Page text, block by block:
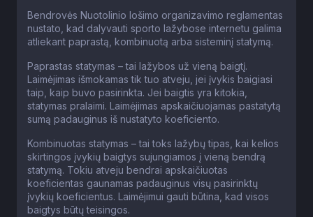
Bendrovės Nuotolinio lošimo organizavimo reglamentas
nustato, kad dalyvauti sporto lažybose internetu galima
atliekant paprastą, kombinuotą arba sisteminį statymą.
Paprastas statymas – tai lažybos už vieną baigtį.
Laimėjimas išmokamas tik tuo atveju, jei įvykis baigiasi
taip, kaip buvo pasirinkta. Jei baigtis yra kitokia,
statymas pralaimi. Laimėjimas apskaičiuojamas pastatytą
sumą padauginus iš nustatyto koeficiento.
Kombinuotas statymas – tai toks lažybų tipas, kai kelios
skirtingos įvykių baigtys sujungiamos į vieną bendrą
statymą. Tokiu atveju bendrai apskaičiuotas
koeficientas gaunamas padauginus visų pasirinktų
įvykių koeficientus. Laimėjimui gauti būtina, kad visos
baigtys būtų teisingos.